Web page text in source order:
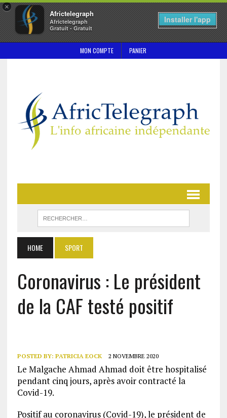
×
Africtelegraph
Africtelegraph
Gratuit - Gratuit
Installer l'app
MON COMPTE PANIER
HOME SPORT
Coronavirus : Le président
de la CAF testé positif
POSTED BY: PATRICIA EOCK 2 NOVEMBRE 2020
Le Malgache Ahmad Ahmad doit être hospitalisé
pendant cinq jours, après avoir contracté la
Covid-19.
Positif au coronavirus (Covid-19), le président de